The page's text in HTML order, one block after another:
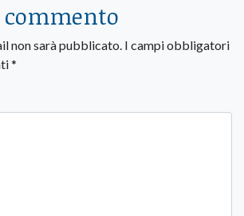
non sarà pubblicato. I campi obbligatori
*